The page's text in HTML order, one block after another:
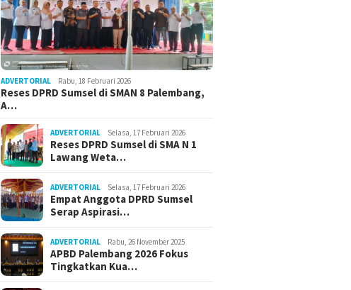
ADVERTORIAL Rabu, 18 Februari 2026
Reses DPRD Sumsel di SMAN 8 Palembang,
A…
ADVERTORIAL Selasa, 17 Februari 2026
Reses DPRD Sumsel di SMA N 1
Lawang Weta…
ADVERTORIAL Selasa, 17 Februari 2026
Empat Anggota DPRD Sumsel
Serap Aspirasi…
ADVERTORIAL Rabu, 26 November 2025
APBD Palembang 2026 Fokus
Tingkatkan Kua…